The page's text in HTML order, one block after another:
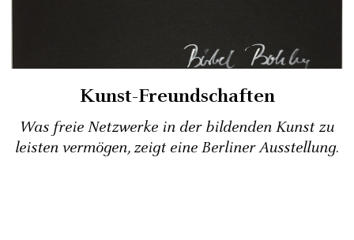
Kunst-Freundschaften
Was freie Netzwerke in der bildenden Kunst zu
leisten vermögen, zeigt eine Berliner Ausstellung.